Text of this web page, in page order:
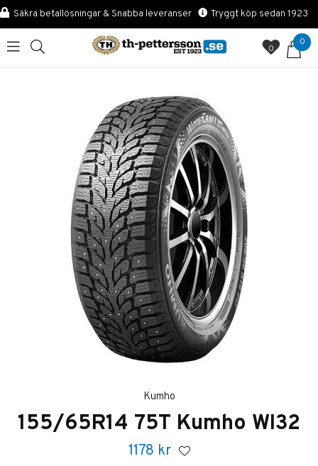
Säkra betallösningar & Snabba leveranser Tryggt köp sedan 1923
0
0
Kumho
155/65R14 75T Kumho WI32
1178 kr